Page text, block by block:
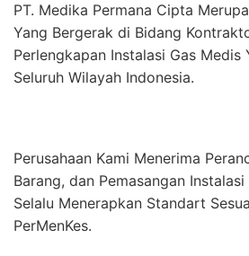
PT. Medika Permana Cipta
Yang Bergerak di Bidang
Perlengkapan Instalasi Gas Medis
Seluruh Wilayah Indonesia.
Perusahaan Kami Menerima
Barang, dan Pemasangan
Selalu Menerapkan Standart
PerMenKes.